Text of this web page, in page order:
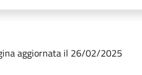
aggiornata il 26/02/2025